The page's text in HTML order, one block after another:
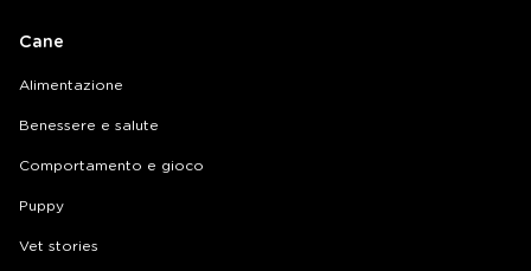
Cane
Alimentazione
Benessere e salute
Comportamento e gioco
Puppy
Vet stories